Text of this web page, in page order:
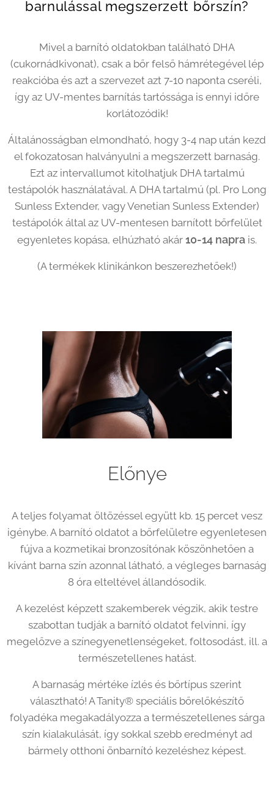
barnulással megszerzett bőrszín?
Mivel a barnító oldatokban található DHA
(cukornádkivonat), csak a bőr felső hámrétegével lép
reakcióba és azt a szervezet azt 7-10 naponta cseréli,
így az UV-mentes barnítás tartóssága is ennyi időre
korlátozódik!
Általánosságban elmondható, hogy 3-4 nap után kezd
el fokozatosan halványulni a megszerzett barnaság.
Ezt az intervallumot kitolhatjuk DHA tartalmú
testápolók használatával. A DHA tartalmú (pl. Pro Long
Sunless Extender, vagy Venetian Sunless Extender)
testápolók által az UV-mentesen barnított bőrfelület
egyenletes kopása, elhúzható akár 10-14 napra is.
(A termékek klinikánkon beszerezhetőek!)
Előnye
A teljes folyamat öltözéssel együtt kb. 15 percet vesz
igénybe. A barnító oldatot a bőrfelületre egyenletesen
fújva a kozmetikai bronzosítónak köszönhetően a
kívánt barna szín azonnal látható, a végleges barnaság
8 óra elteltével állandósodik.
A kezelést képzett szakemberek végzik, akik testre
szabottan tudják a barnító oldatot felvinni, így
megelőzve a színegyenetlenségeket, foltosodást, ill. a
természetellenes hatást.
A barnaság mértéke ízlés és bőrtípus szerint
választható! A Tanity® speciális bőrelőkészítő
folyadéka megakadályozza a természetellenes sárga
szín kialakulását, így sokkal szebb eredményt ad
bármely otthoni önbarnító kezeléshez képest.